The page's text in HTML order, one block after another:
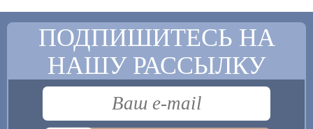
ПОДПИШИТЕСЬ НА
НАШУ РАССЫЛКУ